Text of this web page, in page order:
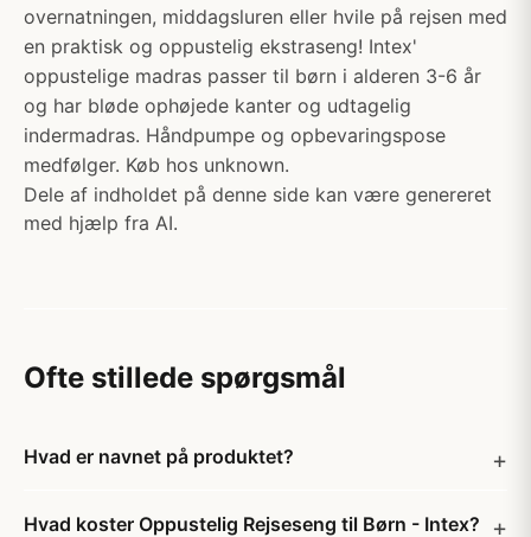
overnatningen, middagsluren eller hvile på rejsen med
en praktisk og oppustelig ekstraseng! Intex'
oppustelige madras passer til børn i alderen 3-6 år
og har bløde ophøjede kanter og udtagelig
indermadras. Håndpumpe og opbevaringspose
medfølger. Køb hos unknown.
Dele af indholdet på denne side kan være genereret
med hjælp fra AI.
Ofte stillede spørgsmål
Hvad er navnet på produktet?
Hvad koster Oppustelig Rejseseng til Børn - Intex?